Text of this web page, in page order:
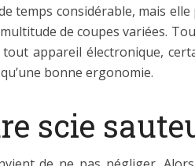
considérable, mais
de coupes variées.
appareil électronique,
bonne ergonomie.
scie